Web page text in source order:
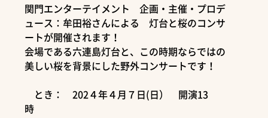
関門エンターテイメント 企画・主催・プロデ
ュース：牟田裕さんによる 灯台と桜のコンサ
ートが開催されます！
会場である六連島灯台と、この時期ならではの
美しい桜を背景にした野外コンサートです！
とき： 202４年４月７日(日） 開演13
時